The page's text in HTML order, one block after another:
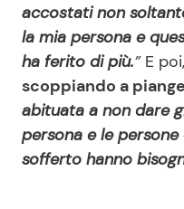
accostati non
la mia persona e
ha ferito di più.”E poi,
scoppiando a
abituata a non dare
persona e le
sofferto hanno